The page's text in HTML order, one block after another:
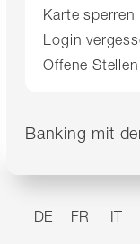
Karte sperren
Login
Offene Stellen
Banking mit
DE FR IT